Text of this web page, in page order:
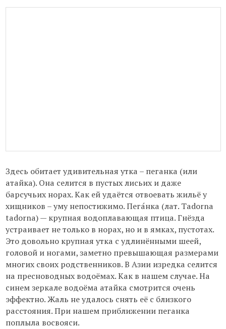
Здесь обитает удивительная утка – пеганка (или
атайка). Она селится в пустых лисьих и даже
барсучьих норах. Как ей удаётся отвоевать жильё у
хищников – уму непостижимо. Пега́нка (лат. Tadorna
tadorna) — крупная водоплавающая птица. Гнёзда
устраивает не только в норах, но и в ямках, пустотах.
Это довольно крупная утка с удлинёнными шеей,
головой и ногами, заметно превышающая размерами
многих своих родственников. В Азии изредка селится
на пресноводных водоёмах. Как в нашем случае. На
синем зеркале водоёма атайка смотрится очень
эффектно. Жаль не удалось снять её с близкого
расстояния. При нашем приближении пеганка
поплыла восвояси.